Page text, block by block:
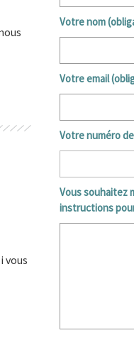
vous
Votre nom
Votre email
Votre numéro
Vous souhaitez
instructions